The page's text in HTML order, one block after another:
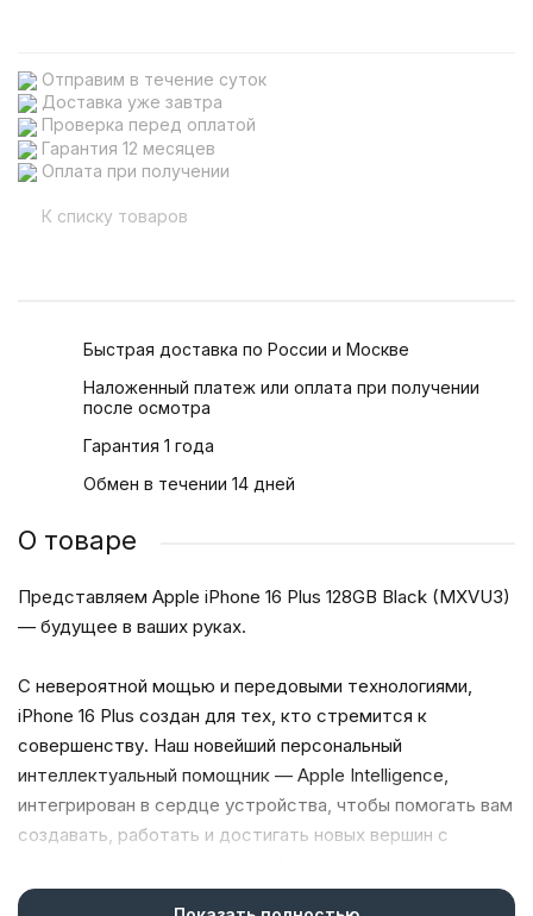
Отправим в течение суток
Доставка уже завтра
Проверка перед оплатой
Гарантия 12 месяцев
Оплата при получении
К списку товаров
Быстрая доставка по России и Москве
Наложенный платеж или оплата при получении
после осмотра
Гарантия 1 года
Обмен в течении 14 дней
О товаре
Представляем Apple iPhone 16 Plus 128GB Black (MXVU3)
— будущее в ваших руках.
С невероятной мощью и передовыми технологиями,
iPhone 16 Plus создан для тех, кто стремится к
совершенству. Наш новейший персональный
интеллектуальный помощник — Apple Intelligence,
интегрирован в сердце устройства, чтобы помогать вам
создавать, работать и достигать новых вершин с
данных.